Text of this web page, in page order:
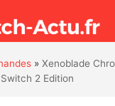
»Xenoblade
2 Edition